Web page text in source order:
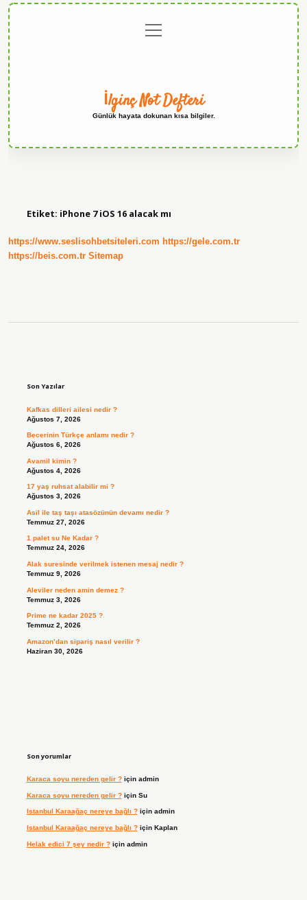
menüyü
aç
İlginç Not Defteri
Günlük hayata dokunan kısa bilgiler.
Etiket: iPhone 7 iOS 16 alacak mı
https://www.seslisohbetsiteleri.com https://gele.com.tr
https://beis.com.tr Sitemap
Son Yazılar
Kafkas dilleri ailesi nedir ?
Ağustos 7, 2026
Becerinin Türkçe anlamı nedir ?
Ağustos 6, 2026
Avamil kimin ?
Ağustos 4, 2026
17 yaş ruhsat alabilir mi ?
Ağustos 3, 2026
Asil ile taş taşı atasözünün devamı nedir ?
Temmuz 27, 2026
1 palet su Ne Kadar ?
Temmuz 24, 2026
Alak suresinde verilmek istenen mesaj nedir ?
Temmuz 9, 2026
Aleviler neden amin demez ?
Temmuz 3, 2026
Prime ne kadar 2025 ?
Temmuz 2, 2026
Amazon’dan sipariş nasıl verilir ?
Haziran 30, 2026
Son yorumlar
Karaca soyu nereden gelir ?için admin
Karaca soyu nereden gelir ?için Su
Istanbul Karaağaç nereye bağlı ?için admin
Istanbul Karaağaç nereye bağlı ?için Kaplan
Helak edici 7 şey nedir ?için admin